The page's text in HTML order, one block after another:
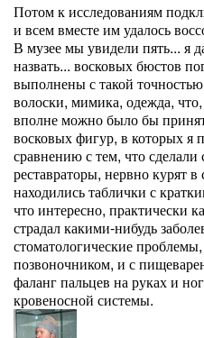
Потом к исследованиям
и всем вместе им удалось
В музее мы увидели пять... я
назвать... восковых бюстов
выполнены с такой
волоски, мимика, одежда,
вполне можно было бы
восковых фигур, в которых я
сравнению с тем, что
реставраторы, нервно курят
находились таблички с
что интересно, практически
страдал какими-нибудь
стоматологические
позвоночником, и с
фаланг пальцев на руках и
кровеносной системы.